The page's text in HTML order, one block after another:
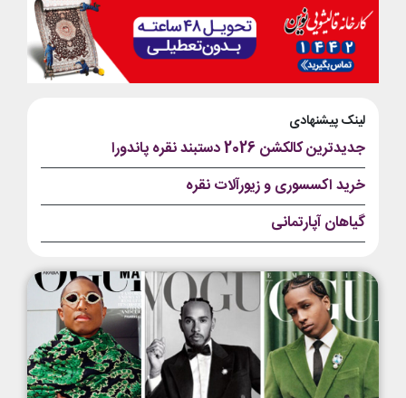
لینک پیشنهادی
جدیدترین کالکشن 2026 دستبند نقره پاندورا
خرید اکسسوری و زیورآلات نقره
گیاهان آپارتمانی